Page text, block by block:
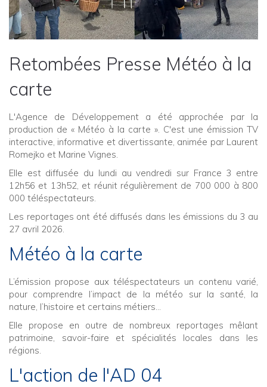
Retombées Presse Météo à la
carte
L'Agence de Développement a été approchée par la
production de « Météo à la carte ». C'est une émission TV
interactive, informative et divertissante, animée par Laurent
Romejko et Marine Vignes.
Elle est diffusée du lundi au vendredi sur France 3 entre
12h56 et 13h52, et réunit régulièrement de 700 000 à 800
000 téléspectateurs.
Les reportages ont été diffusés dans les émissions du 3 au
27 avril 2026.
Météo à la carte
L’émission propose aux téléspectateurs un contenu varié,
pour comprendre l’impact de la météo sur la santé, la
nature, l’histoire et certains métiers…
Elle propose en outre de nombreux reportages mêlant
patrimoine, savoir-faire et spécialités locales dans les
régions.
L'action de l'AD 04